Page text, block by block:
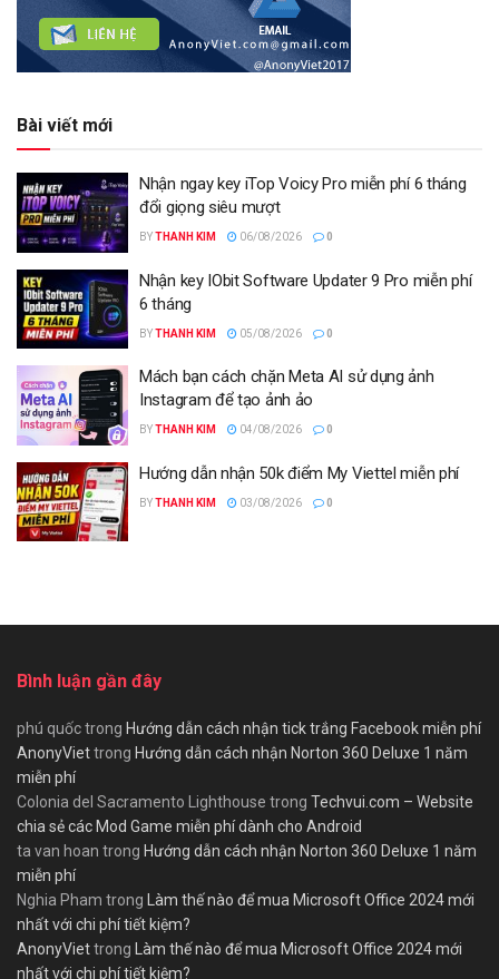
Bài viết mới
Nhận ngay key iTop Voicy Pro miễn phí 6 tháng
đổi giọng siêu mượt
BYTHANH KIM 06/08/2026 0
Nhận key IObit Software Updater 9 Pro miễn phí
6 tháng
BYTHANH KIM 05/08/2026 0
Mách bạn cách chặn Meta AI sử dụng ảnh
Instagram để tạo ảnh ảo
BYTHANH KIM 04/08/2026 0
Hướng dẫn nhận 50k điểm My Viettel miễn phí
BYTHANH KIM 03/08/2026 0
Bình luận gần đây
phú quốctrong Hướng dẫn cách nhận tick trắng Facebook miễn phí
AnonyViettrong Hướng dẫn cách nhận Norton 360 Deluxe 1 năm
miễn phí
Colonia del Sacramento Lighthouse trong Techvui.com – Website
chia sẻ các Mod Game miễn phí dành cho Android
ta van hoan trong Hướng dẫn cách nhận Norton 360 Deluxe 1 năm
miễn phí
Nghia Pham trong Làm thế nào để mua Microsoft Office 2024 mới
nhất với chi phí tiết kiệm?
AnonyViettrong Làm thế nào để mua Microsoft Office 2024 mới
nhất với chi phí tiết kiệm?